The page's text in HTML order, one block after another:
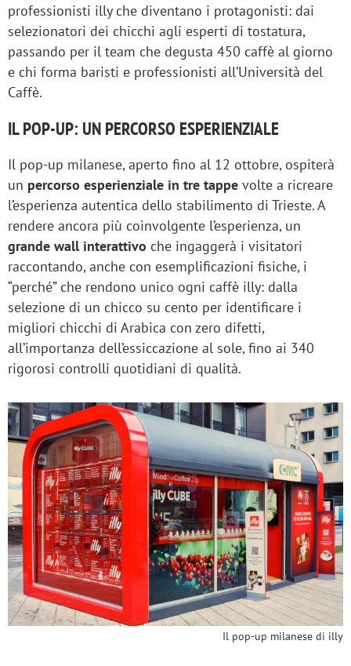
professionisti illy che diventano i protagonisti: dai
selezionatori dei chicchi agli esperti di tostatura,
passando per il team che degusta 450 caffè al giorno
e chi forma baristi e professionisti all’Università del
Caffè.
IL POP-UP: UN PERCORSO ESPERIENZIALE
Il pop-up milanese, aperto fino al 12 ottobre, ospiterà
un percorso esperienziale in tre tappe volte a ricreare
l’esperienza autentica dello stabilimento di Trieste. A
rendere ancora più coinvolgente l’esperienza, un
grande wall interattivo che ingaggerà i visitatori
raccontando, anche con esemplificazioni fisiche, i
“perché” che rendono unico ogni caffè illy: dalla
selezione di un chicco su cento per identificare i
migliori chicchi di Arabica con zero difetti,
all’importanza dell’essiccazione al sole, fino ai 340
rigorosi controlli quotidiani di qualità.
Il pop-up milanese di illy